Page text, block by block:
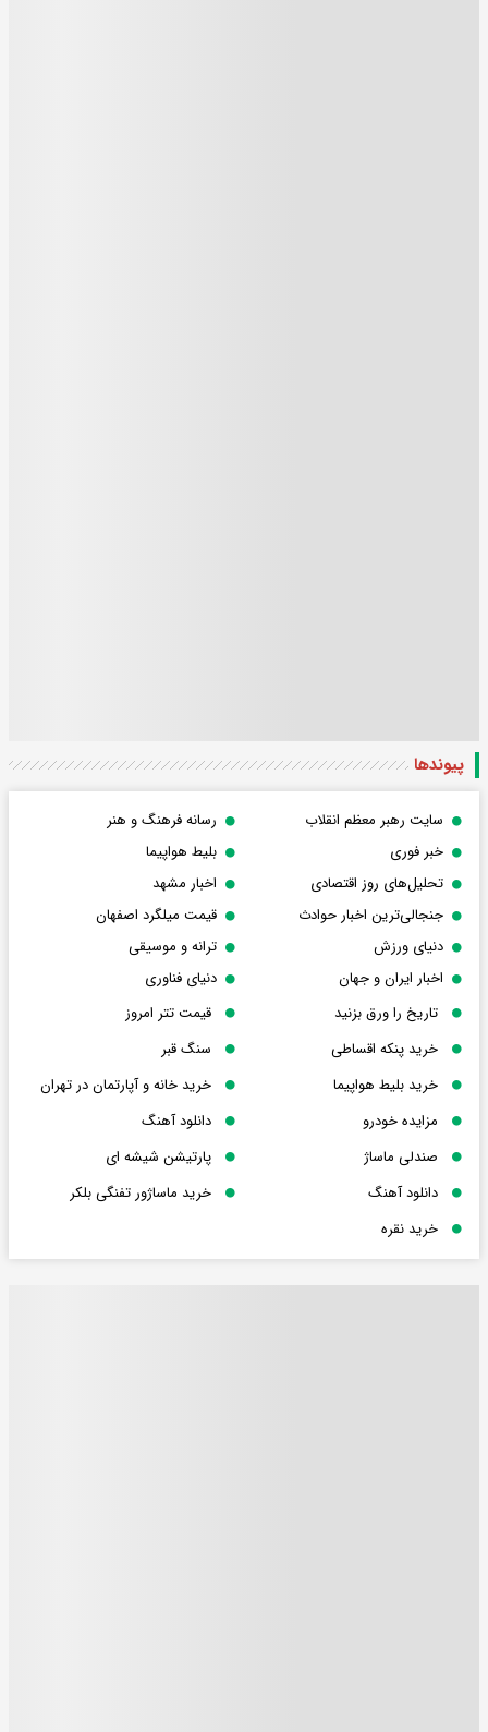
پیوندها
سایت رهبر معظم انقلاب
رسانه فرهنگ و هنر
خبر فوری
بلیط هواپیما
تحلیل‌های روز اقتصادی
اخبار مشهد
جنجالی‌ترین اخبار حوادث
قیمت میلگرد اصفهان
دنیای ورزش
ترانه و موسیقی
اخبار ایران و جهان
دنیای فناوری
تاریخ را ورق بزنید
قیمت تتر امروز
خرید پنکه اقساطی
سنگ قبر
خرید بلیط هواپیما
خرید خانه و آپارتمان در تهران
مزایده خودرو
دانلود آهنگ
صندلی ماساژ
پارتیشن شیشه ای
دانلود آهنگ
خرید ماساژور تفنگی بلکر
خرید نقره